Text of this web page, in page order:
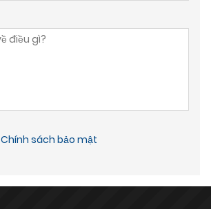
Chính sách bảo mật